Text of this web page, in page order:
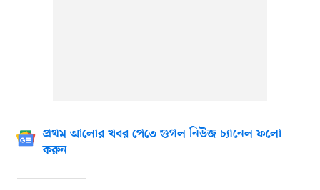
প্রথম আলোর খবর পেতে গুগল নিউজ চ্যানেল ফলো
করুন